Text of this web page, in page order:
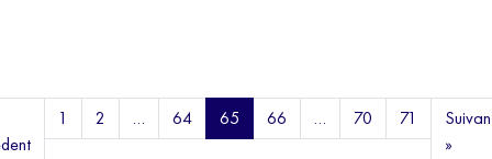
1 2 … 64 65 66 … 70 71
»